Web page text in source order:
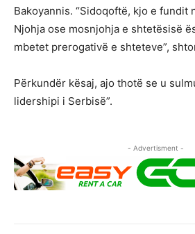
Bakoyannis. “Sidoqoftë, kjo e fundit
Njohja ose mosnjohja e shtetësisë
mbetet prerogativë e shteteve”,
Përkundër kësaj, ajo thotë se u
lidershipi i Serbisë”.
- Advertisment -